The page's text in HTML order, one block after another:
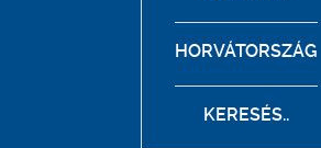
HORVÁTORSZÁG
KERESÉS..